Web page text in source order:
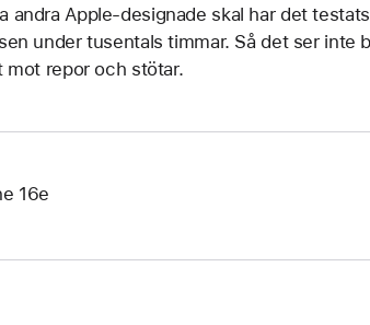
andra Apple-designade skal har det
under tusentals timmar. Så det ser inte
mot repor och stötar.
16e